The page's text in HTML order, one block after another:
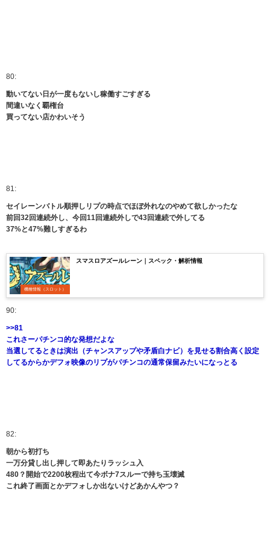
80:
動いてない日が一度もないし稼働すごすぎる
間違いなく覇権台
買ってない店かわいそう
81:
セイレーンバトル順押しリプの時点でほぼ外れなのやめて欲しかったな
前回32回連続外し、今回11回連続外しで43回連続で外してる
37%と47%難しすぎるわ
機種情報（スロット）
スマスロアズールレーン｜スペック・解析情報
90:
>>81
これさーパチンコ的な発想だよな
当選してるときは演出（チャンスアップや矛盾白ナビ）を見せる割合高く設定
してるからかデフォ映像のリプがパチンコの通常保留みたいになっとる
82:
朝から初打ち
一万分貸し出し押して即あたりラッシュ入
480？開始で2200枚程出て今ボナ7スルーで持ち玉壊滅
これ終了画面とかデフォしか出ないけどあかんやつ？